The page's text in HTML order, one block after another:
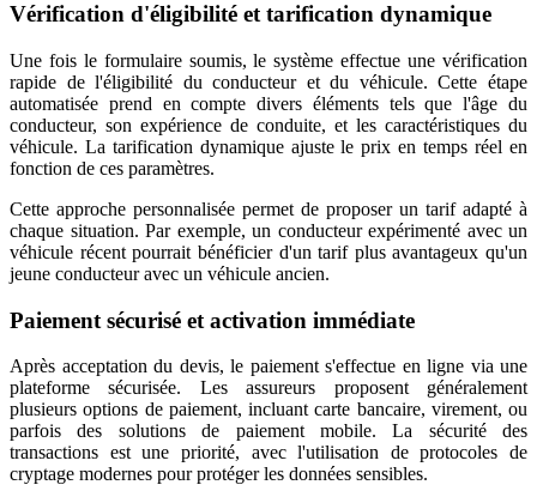
Vérification d'éligibilité et tarification dynamique
Une fois le formulaire soumis, le système effectue une vérification
rapide de l'éligibilité du conducteur et du véhicule. Cette étape
automatisée prend en compte divers éléments tels que l'âge du
conducteur, son expérience de conduite, et les caractéristiques du
véhicule. La tarification dynamique ajuste le prix en temps réel en
fonction de ces paramètres.
Cette approche personnalisée permet de proposer un tarif adapté à
chaque situation. Par exemple, un conducteur expérimenté avec un
véhicule récent pourrait bénéficier d'un tarif plus avantageux qu'un
jeune conducteur avec un véhicule ancien.
Paiement sécurisé et activation immédiate
Après acceptation du devis, le paiement s'effectue en ligne via une
plateforme sécurisée. Les assureurs proposent généralement
plusieurs options de paiement, incluant carte bancaire, virement, ou
parfois des solutions de paiement mobile. La sécurité des
transactions est une priorité, avec l'utilisation de protocoles de
cryptage modernes pour protéger les données sensibles.